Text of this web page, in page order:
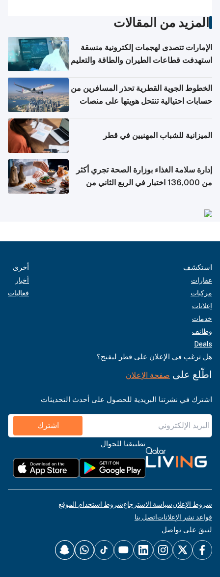
المزيد من المقالات
الإمارات تتصدى لهجمات إلكترونية منسقة
استهدفت قطاعات الطيران والطاقة والتعليم
الخطوط الجوية القطرية تحذر المسافرين من
حسابات احتيالية تنتحل هويتها على منصات
الميزانية للشباب المهنيين في قطر
إدارة سلامة الغذاء بوزارة الصحة تجري أكثر
من 136,000 اختبار في الربع الثاني من
استكشف
عقارات
مركبات
إعلانات
خدمات
وظائف
Deals
أخرى
أخبار
فعاليات
هل ترغب في الإعلان على قطر ليفنج؟
اطّلع على صفحة الإعلان
اشترك في نشرتنا البريدية للحصول على أحدث التحديثات
اشترك
تطبيقنا للجوال
شروط الإعلانسياسة الاسترجاعشروط استخدام الموقع
قواعد نشر الإعلاناتاتصل بنا
لنبقَ على تواصل